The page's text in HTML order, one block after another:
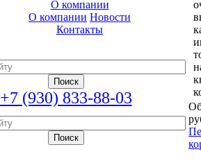
О компании
О компании Новости
Контакты
+7 (930) 833-88-03